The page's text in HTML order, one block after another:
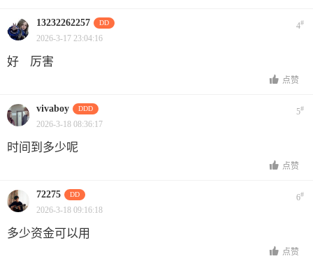
13232262257 DD 4#
2026-3-17 23:04:16
好 厉害
点赞
vivaboy DDD 5#
2026-3-18 08:36:17
时间到多少呢
点赞
72275 DD 6#
2026-3-18 09:16:18
多少资金可以用
点赞